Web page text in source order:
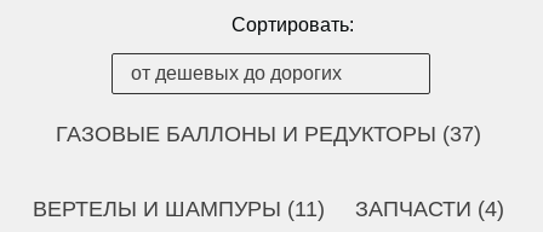
Сортировать:
ГАЗОВЫЕ БАЛЛОНЫ И РЕДУКТОРЫ (37)
ВЕРТЕЛЫ И ШАМПУРЫ (11) ЗАПЧАСТИ (4)